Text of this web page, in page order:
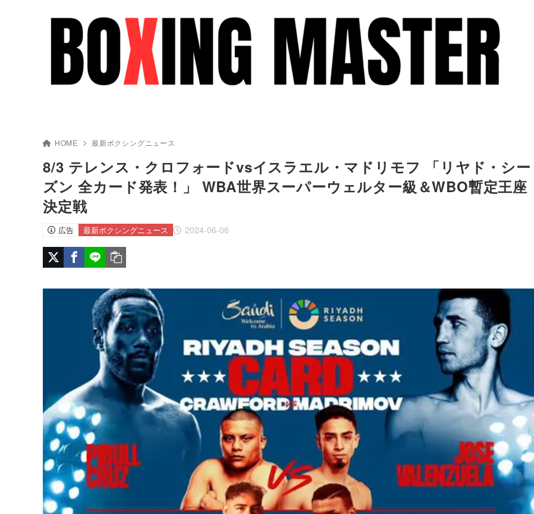
HOME 最新ボクシングニュース
8/3 テレンス・クロフォードvsイスラエル・マドリモフ 「リヤド・シー
ズン 全カード発表！」 WBA世界スーパーウェルター級＆WBO暫定王座
決定戦
広告 2024-06-06
最新ボクシングニュース